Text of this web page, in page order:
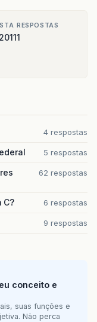
RESPOSTAS
1
4 respostas
5 respostas
62 respostas
C? 6 respostas
9 respostas
conceito e
suas funções e
Não perca